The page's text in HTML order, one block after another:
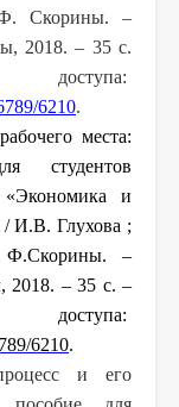
Скорины. –
2018. – 35 с.
6210.
места:
студентов
и
/ И.В. Глухова ;
Ф.Скорины. –
– 35 с. –
6210.
и его